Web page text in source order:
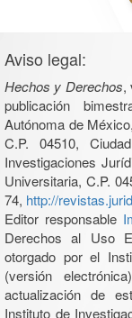
Aviso legal:
Hechos y Derechos,
publicación
Autónoma de
C.P. 04510,
Investigaciones
Universitaria, C.P.
74, http://
Editor responsable
Derechos al Uso
otorgado por el
(versión
actualización de
Instituto de